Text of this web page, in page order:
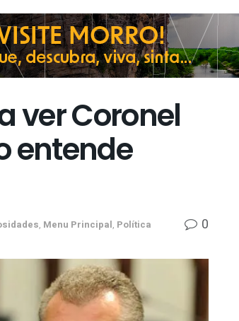
ver Coronel
entende
, Menu Principal, Política 0